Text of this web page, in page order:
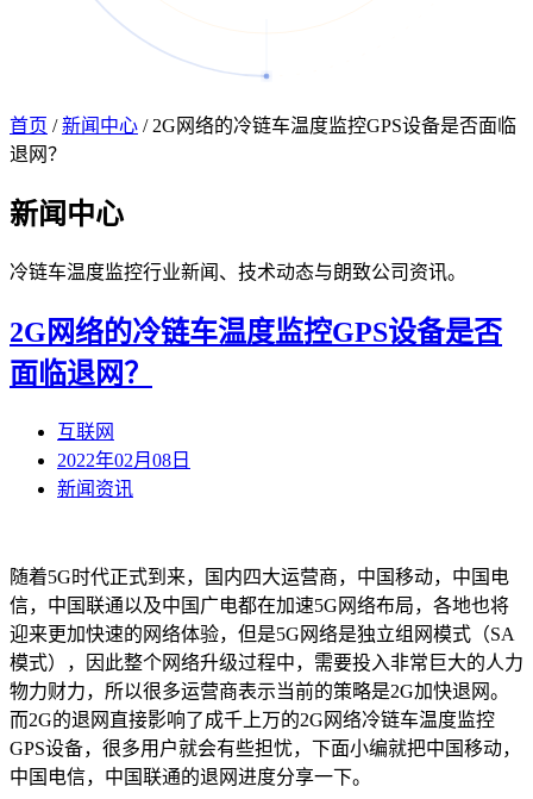
首页 / 新闻中心 / 2G网络的冷链车温度监控GPS设备是否面临
退网？
新闻 中心
冷链车温度监控行业新闻、技术动态与朗致公司资讯。
2G网络的冷链车温度监控GPS设备是否
面临退网？
互联网
2022年02月08日
新闻资讯
随着5G时代正式到来，国内四大运营商，中国移动，中国电
信，中国联通以及中国广电都在加速5G网络布局，各地也将
迎来更加快速的网络体验，但是5G网络是独立组网模式（SA
模式），因此整个网络升级过程中，需要投入非常巨大的人力
物力财力，所以很多运营商表示当前的策略是2G加快退网。
而2G的退网直接影响了成千上万的2G网络冷链车温度监控
GPS设备，很多用户就会有些担忧，下面小编就把中国移动，
中国电信，中国联通的退网进度分享一下。